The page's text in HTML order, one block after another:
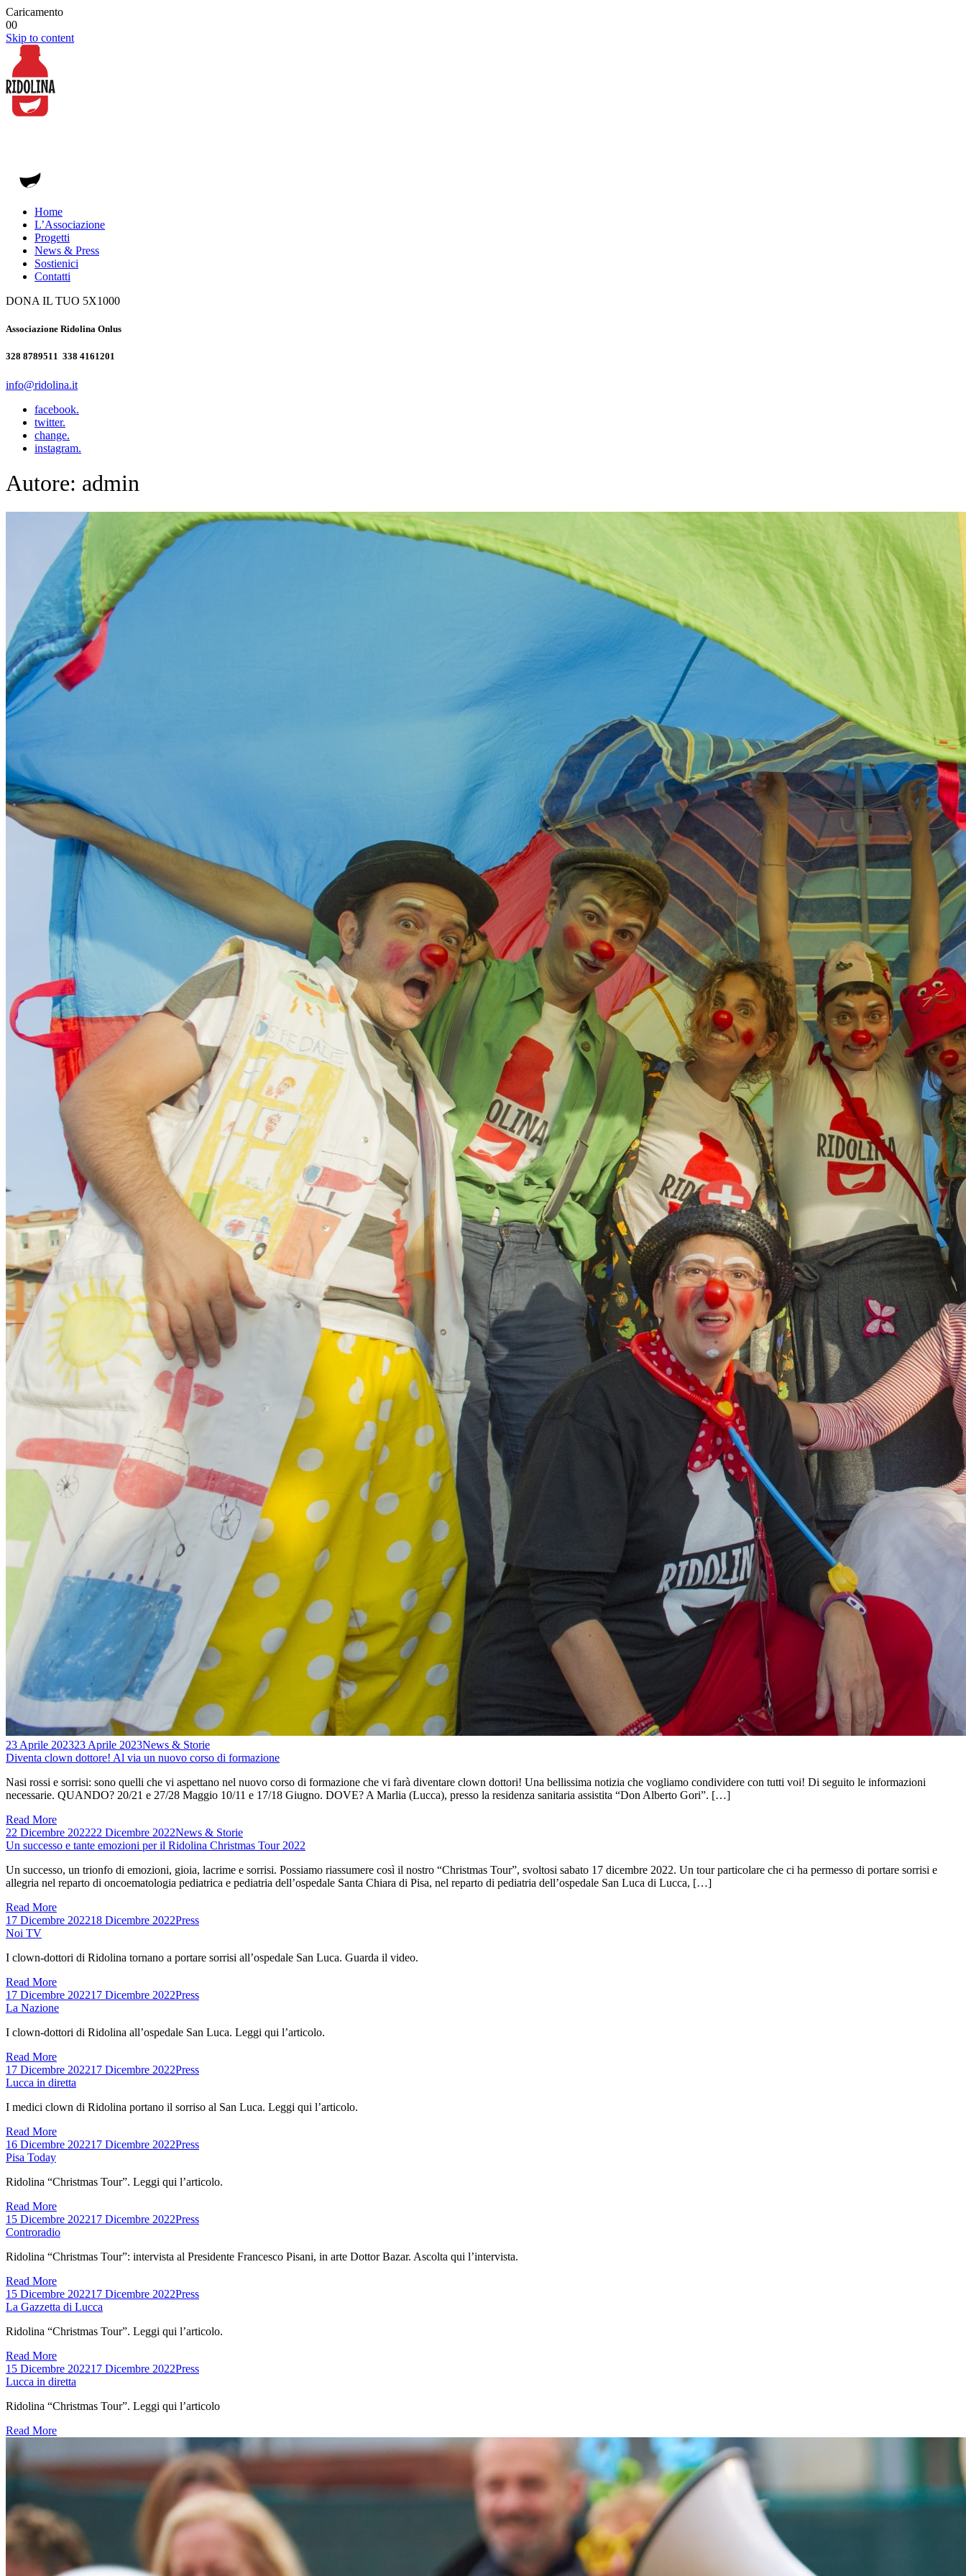
Caricamento
00
Skip to content
Home
L’Associazione
Progetti
News & Press
Sostienici
Contatti
DONA IL TUO 5X1000
Associazione Ridolina Onlus
328 8789511 ‭ 338 4161201‬
info@ridolina.it
facebook.
twitter.
change.
instagram.
Autore: admin
23 Aprile 202323 Aprile 2023News & Storie
Diventa clown dottore! Al via un nuovo corso di formazione
Nasi rossi e sorrisi: sono quelli che vi aspettano nel nuovo corso di formazione che vi farà diventare clown dottori! Una bellissima notizia che vogliamo condividere con tutti voi! Di seguito le informazioni
necessarie. QUANDO? 20/21 e 27/28 Maggio 10/11 e 17/18 Giugno. DOVE? A Marlia (Lucca), presso la residenza sanitaria assistita “Don Alberto Gori”. […]
Read More
22 Dicembre 202222 Dicembre 2022News & Storie
Un successo e tante emozioni per il Ridolina Christmas Tour 2022
Un successo, un trionfo di emozioni, gioia, lacrime e sorrisi. Possiamo riassumere così il nostro “Christmas Tour”, svoltosi sabato 17 dicembre 2022. Un tour particolare che ci ha permesso di portare sorrisi e
allegria nel reparto di oncoematologia pediatrica e pediatria dell’ospedale Santa Chiara di Pisa, nel reparto di pediatria dell’ospedale San Luca di Lucca, […]
Read More
17 Dicembre 202218 Dicembre 2022Press
Noi TV
I clown-dottori di Ridolina tornano a portare sorrisi all’ospedale San Luca. Guarda il video.
Read More
17 Dicembre 202217 Dicembre 2022Press
La Nazione
I clown-dottori di Ridolina all’ospedale San Luca. Leggi qui l’articolo.
Read More
17 Dicembre 202217 Dicembre 2022Press
Lucca in diretta
I medici clown di Ridolina portano il sorriso al San Luca. Leggi qui l’articolo.
Read More
16 Dicembre 202217 Dicembre 2022Press
Pisa Today
Ridolina “Christmas Tour”. Leggi qui l’articolo.
Read More
15 Dicembre 202217 Dicembre 2022Press
Controradio
Ridolina “Christmas Tour”: intervista al Presidente Francesco Pisani, in arte Dottor Bazar. Ascolta qui l’intervista.
Read More
15 Dicembre 202217 Dicembre 2022Press
La Gazzetta di Lucca
Ridolina “Christmas Tour”. Leggi qui l’articolo.
Read More
15 Dicembre 202217 Dicembre 2022Press
Lucca in diretta
Ridolina “Christmas Tour”. Leggi qui l’articolo
Read More